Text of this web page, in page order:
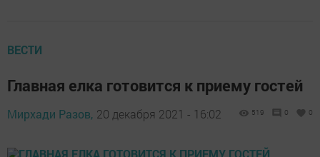
ВЕСТИ
Главная елка готовится к приему гостей
Мирхади Разов, 20 декабря 2021 - 16:02 519 0 0